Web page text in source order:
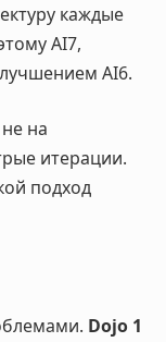
каждые
AI7,
AI6.
на
итерации.
подход
Dojo 1